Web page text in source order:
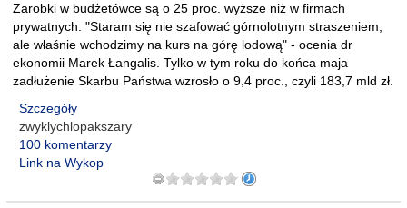
Zarobki w budżetówce są o 25 proc. wyższe niż w firmach
prywatnych. "Staram się nie szafować górnolotnym straszeniem,
ale właśnie wchodzimy na kurs na górę lodową" - ocenia dr
ekonomii Marek Łangalis. Tylko w tym roku do końca maja
zadłużenie Skarbu Państwa wzrosło o 9,4 proc., czyli 183,7 mld zł.
Szczegóły
zwyklychlopakszary
100 komentarzy
Link na Wykop